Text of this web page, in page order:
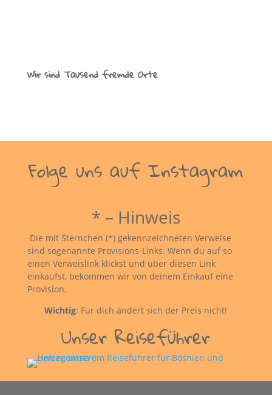
Wir sind Tausend fremde Orte
Folge uns auf Instagram
* – Hinweis
Die mit Sternchen (*) gekennzeichneten Verweise
sind sogenannte Provisions-Links. Wenn du auf so
einen Verweislink klickst und über diesen Link
einkaufst, bekommen wir von deinem Einkauf eine
Provision.
Wichtig: Für dich ändert sich der Preis nicht!
Unser Reiseführer